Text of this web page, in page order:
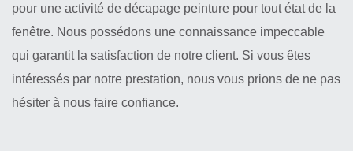
pour une activité de décapage peinture pour tout état de la
fenêtre. Nous possédons une connaissance impeccable
qui garantit la satisfaction de notre client. Si vous êtes
intéressés par notre prestation, nous vous prions de ne pas
hésiter à nous faire confiance.